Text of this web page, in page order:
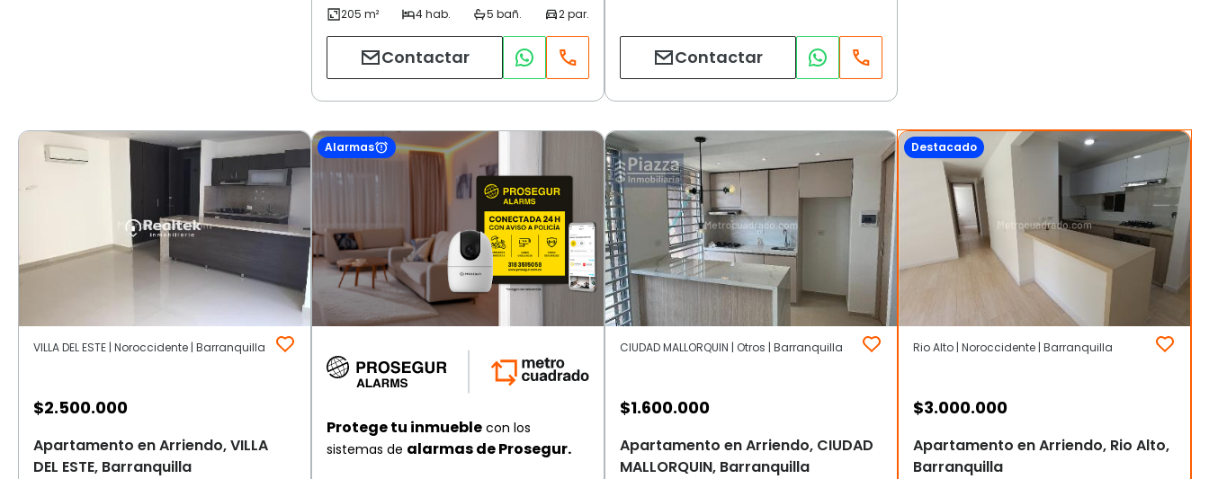
Contactar Contactar
VILLA DEL ESTE | Noroccidente | Barranquilla
$2.500.000
Apartamento en Arriendo, VILLA
DEL ESTE, Barranquilla
Alarmas
Protege tu inmueble con los
sistemas de alarmas de Prosegur.
CIUDAD MALLORQUIN | Otros | Barranquilla
$1.600.000
Apartamento en Arriendo, CIUDAD
MALLORQUIN, Barranquilla
Destacado
Rio Alto | Noroccidente | Barranquilla
$3.000.000
Apartamento en Arriendo, Rio Alto,
Barranquilla